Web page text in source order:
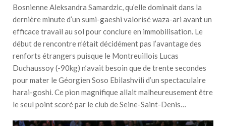
Bosnienne Aleksandra Samardzic, qu’elle dominait dans la
dernière minute d’un sumi-gaeshi valorisé waza-ari avant un
efficace travail au sol pour conclure en immobilisation. Le
début de rencontre n’était décidément pas l’avantage des
renforts étrangers puisque le Montreuillois Lucas
Duchaussoy (-90kg) n’avait besoin que de trente secondes
pour mater le Géorgien Soso Ebilashvili d’un spectaculaire
harai-goshi. Ce pion magnifique allait malheureusement être
le seul point scoré par le club de Seine-Saint-Denis…